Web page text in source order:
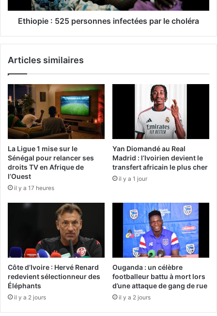
Ethiopie : 525 personnes infectées par le choléra
Articles similaires
La Ligue 1 mise sur le
Sénégal pour relancer ses
droits TV en Afrique de
l’Ouest
il y a 17 heures
Yan Diomandé au Real
Madrid : l’Ivoirien devient le
transfert africain le plus cher
il y a 1 jour
Côte d’Ivoire : Hervé Renard
redevient sélectionneur des
Éléphants
il y a 2 jours
Ouganda : un célèbre
footballeur battu à mort lors
d’une attaque de gang de rue
il y a 2 jours